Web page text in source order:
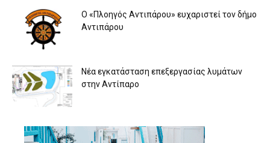
Ο «Πλοηγός Αντιπάρου» ευχαριστεί τον δήμο
Αντιπάρου
Νέα εγκατάσταση επεξεργασίας λυμάτων
στην Αντίπαρο